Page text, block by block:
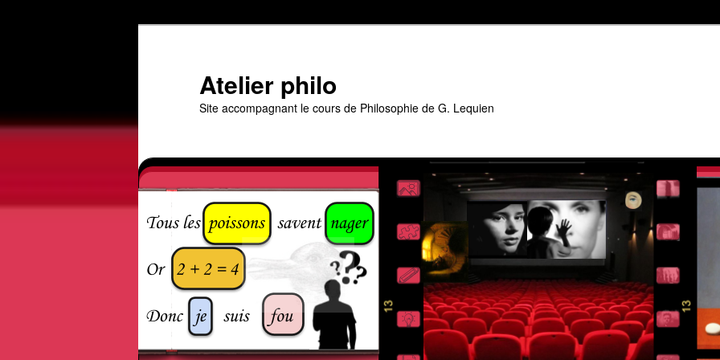
Atelier philo
Site accompagnant le cours de Philosophie de G. Lequien